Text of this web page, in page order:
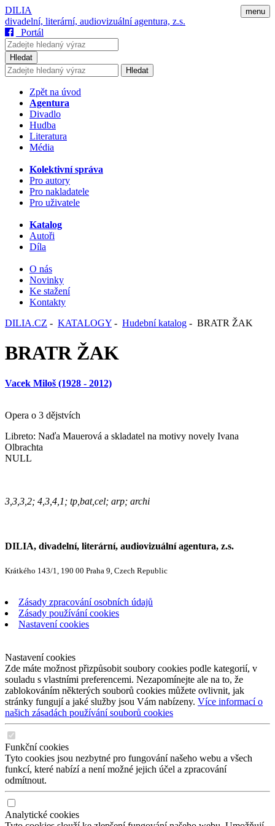
menu
DILIA
divadelní, literární, audiovizuální agentura, z.s.
Portál
Hledat
Hledat
Zpět na úvod
Agentura
Divadlo
Hudba
Literatura
Média
Kolektivní správa
Pro autory
Pro nakladatele
Pro uživatele
Katalog
Autoři
Díla
O nás
Novinky
Ke stažení
Kontakty
DILIA.CZ - KATALOGY - Hudební katalog - BRATR ŽAK
BRATR ŽAK
Vacek Miloš (1928 - 2012)
Opera o 3 dějstvích
Libreto: Naďa Mauerová a skladatel na motivy novely Ivana
Olbrachta
NULL
3,3,3,2; 4,3,4,1; tp,bat,cel; arp; archi
DILIA, divadelní, literární, audiovizuální agentura, z.s.
Krátkého 143/1, 190 00 Praha 9, Czech Republic
Zásady zpracování osobních údajů
Zásady používání cookies
Nastavení cookies
Nastavení cookies
Zde máte možnost přizpůsobit soubory cookies podle kategorií, v
souladu s vlastními preferencemi. Nezapomínejte ale na to, že
zablokováním některých souborů cookies můžete ovlivnit, jak
stránky fungují a jaké služby jsou Vám nabízeny. Více informací o
našich zásadách používání souborů cookies
Funkční cookies
Tyto cookies jsou nezbytné pro fungování našeho webu a všech
funkcí, které nabízí a není možné jejich účel a zpracování
odmítnout.
Analytické cookies